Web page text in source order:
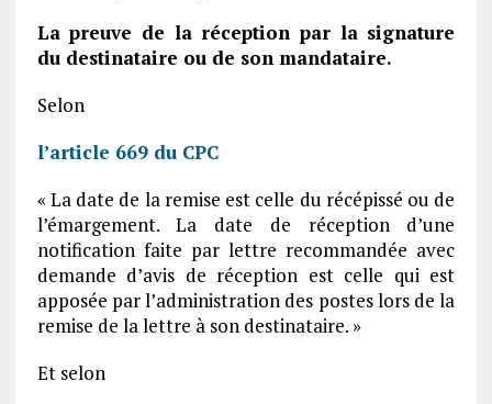
La preuve de la réception par la signature
du destinataire ou de son mandataire.
Selon
l’article 669 du CPC
« La date de la remise est celle du récépissé ou de
l’émargement. La date de réception d’une
notification faite par lettre recommandée avec
demande d’avis de réception est celle qui est
apposée par l’administration des postes lors de la
remise de la lettre à son destinataire. »
Et selon